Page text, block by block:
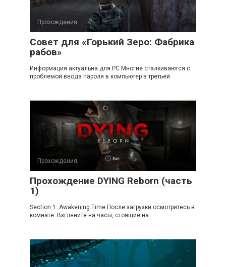
Прохождения
Совет для «Горький Зеро: Фабрика
рабов»
Информация актуальна для PC Многие сталкиваются с
проблемой ввода пароля в компьютер в третьей
Прохождения
Прохождение DYING Reborn (часть
1)
Section 1. Awakening Time После загрузки осмотритесь в
комнате. Взгляните на часы, стоящие на